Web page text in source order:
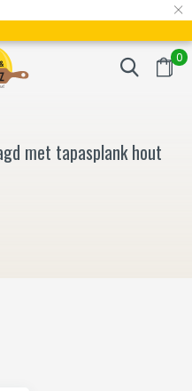
×
0
Vaak volgende
met tapasplank hout